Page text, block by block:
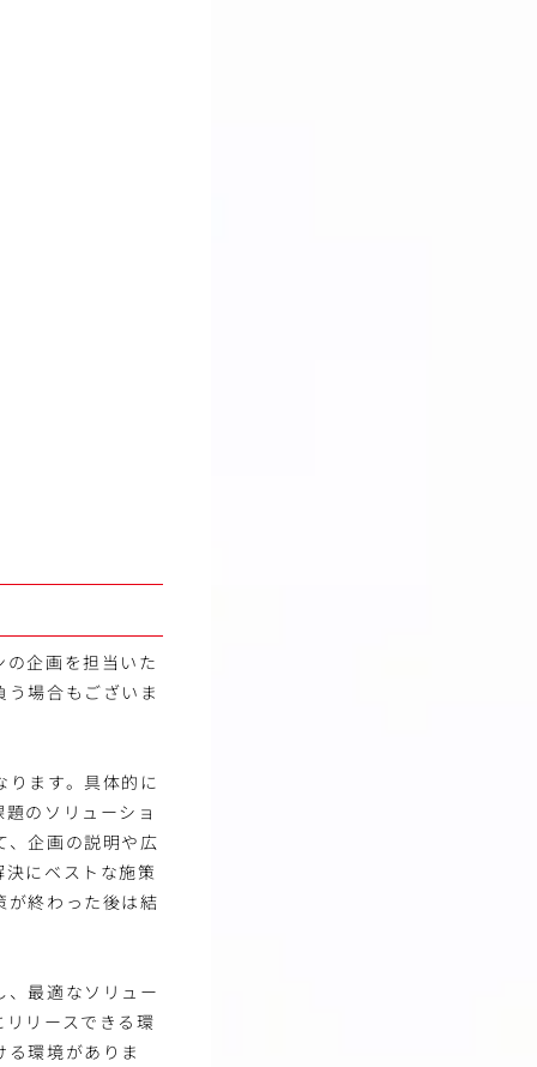
企画を担当いた
場合もございま
ます。具体的に
のソリューショ
、企画の説明や広
にベストな施策
が終わった後は結
最適なソリュー
リースできる環
環境がありま